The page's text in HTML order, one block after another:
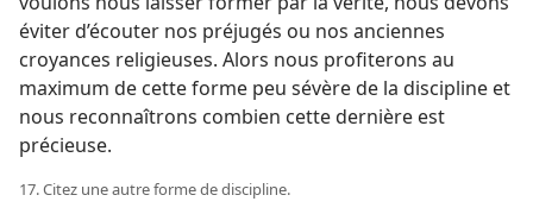
éviter d’écouter nos préjugés ou nos anciennes
croyances religieuses. Alors nous profiterons au
maximum de cette forme peu sévère de la discipline et
nous reconnaîtrons combien cette dernière est
précieuse.
17. Citez une autre forme de discipline.